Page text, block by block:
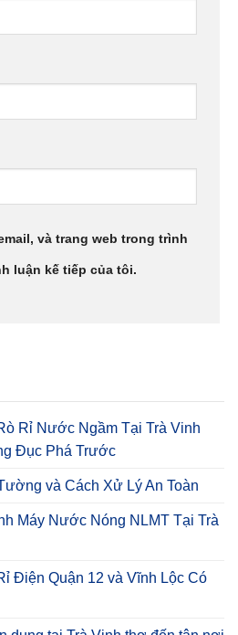
và trang web trong trình
luận kế tiếp của tôi.
Rỉ Nước Ngầm Tại Trà Vinh
Đục Phá Trước
và Cách Xử Lý An Toàn
Máy Nước Nóng NLMT Tại Trà
Điện Quận 12 và Vĩnh Lộc Có